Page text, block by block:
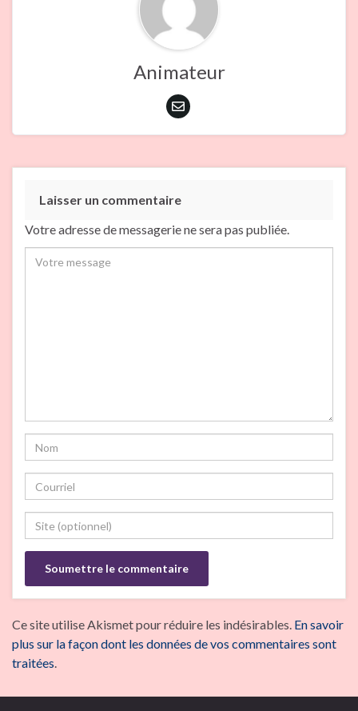
Animateur
Laisser un commentaire
Votre adresse de messagerie ne sera pas publiée.
Ce site utilise Akismet pour réduire les indésirables. En savoir
plus sur la façon dont les données de vos commentaires sont
traitées.